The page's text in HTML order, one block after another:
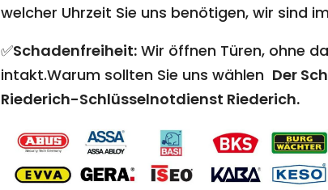
welcher Uhrzeit Sie uns benötigen, wir sind
✅Schadenfreiheit: Wir öffnen Türen, ohne
intakt.Warum sollten Sie uns wählen Der
Riederich-Schlüsselnotdienst Riederich.